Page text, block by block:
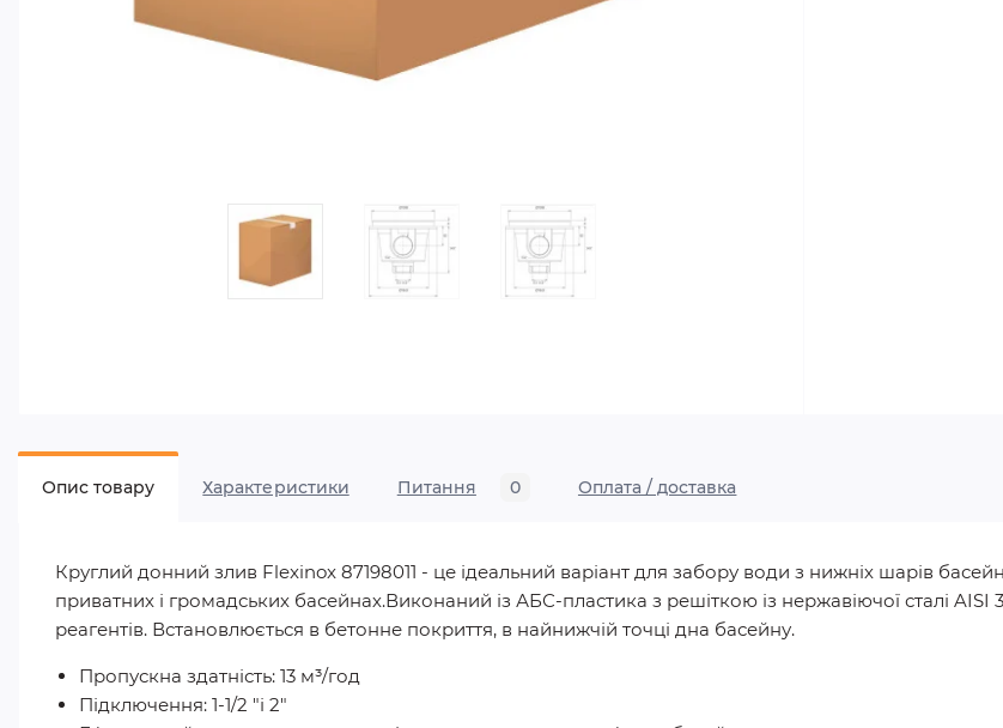
Опис товару Характеристики Питання 0 Оплата / доставка
Круглий донний злив Flexinox 87198011 - це ідеальний варіант для забору води з нижніх шарів
приватних і громадських басейнах.Виконаний із АБС-пластика з решіткою із нержавіючої сталі AISI
реагентів. Встановлюється в бетонне покриття, в найнижчій точці дна басейну.
Пропускна здатність: 13 м³/год
Підключення: 1-1/2 "і 2"